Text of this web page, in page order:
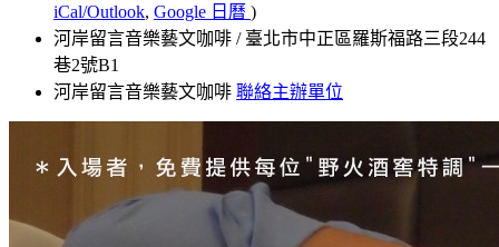
iCal/Outlook, Google 日曆 )
河岸留言音樂藝文咖啡 / 臺北市中正區羅斯福路三段244
巷2號B1
河岸留言音樂藝文咖啡 聯絡主辦單位